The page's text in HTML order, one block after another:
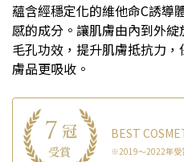
蘊含經穩定化的維他命C誘導
感的成分。讓肌膚由內到外
毛孔功效，提升肌膚抵抗力
膚品更吸收。
BEST
※2019～2022年受